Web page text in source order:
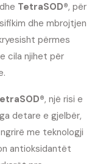
dhe TetraSOD®, për
dhe mbrojtjen
përmes
cila njihet për
, një risi e
detare e gjelbër,
me teknologji
antioksidantët